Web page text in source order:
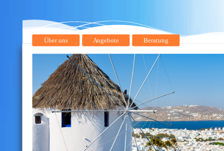
Über uns Angebote Beratung